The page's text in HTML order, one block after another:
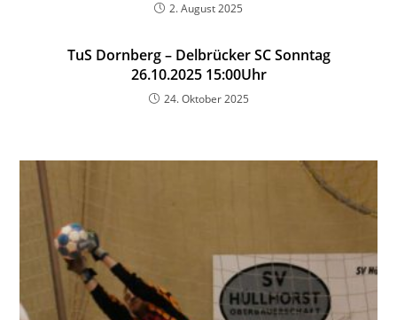
2. August 2025
TuS Dornberg – Delbrücker SC Sonntag
26.10.2025 15:00Uhr
24. Oktober 2025